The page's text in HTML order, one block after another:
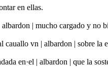
en ellas.
| mucho cargado y
vn | albardon | sobre
en·el | albardon | que la